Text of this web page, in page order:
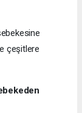
çeşitlere